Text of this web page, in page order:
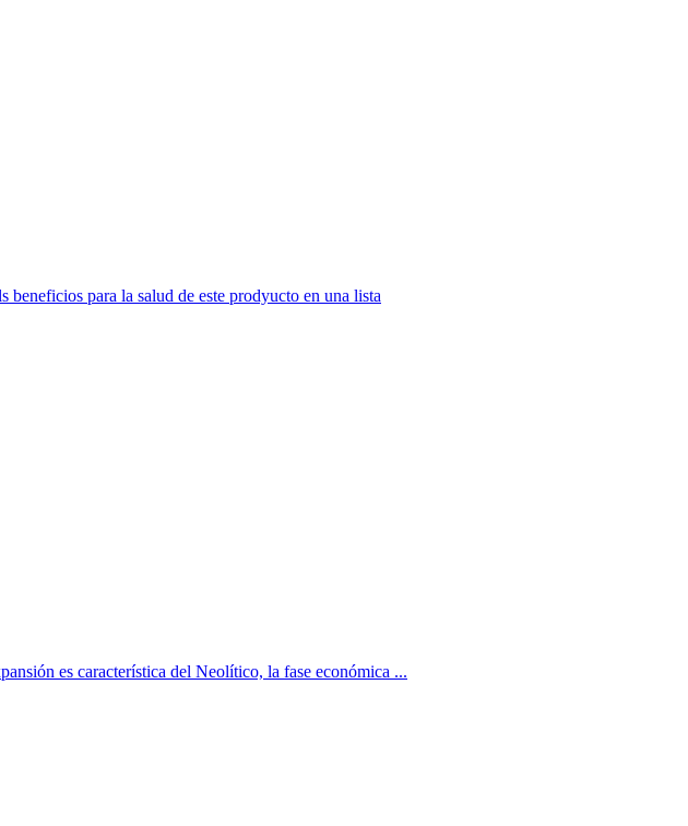
para la salud de este prodyucto en una lista
es característica del Neolítico, la fase económica ...